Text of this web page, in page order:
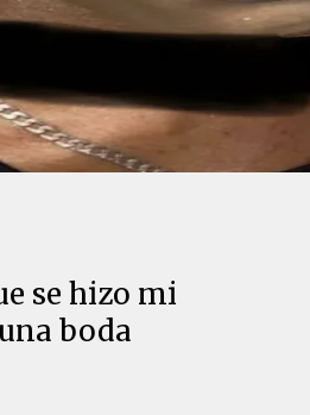
se hizo mi
boda